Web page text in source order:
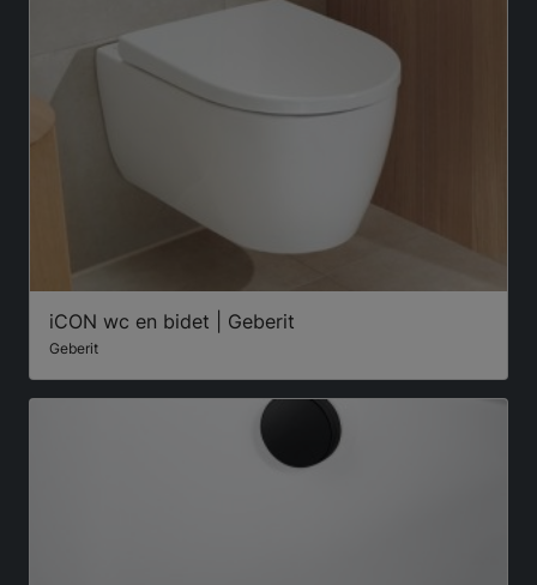
iCON wc en bidet | Geberit
Geberit